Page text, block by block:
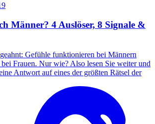
Männer? 4 Auslöser, 8 Signale &
Gefühle funktionieren bei Männern
Frauen. Nur wie? Also lesen Sie weiter und
Antwort auf eines der größten Rätsel der